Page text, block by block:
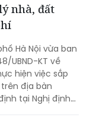
của người dân
Hà Nội vừa ban
UBND-KT về
hiện việc sắp
địa bàn
tại Nghị định
Mai Thoa